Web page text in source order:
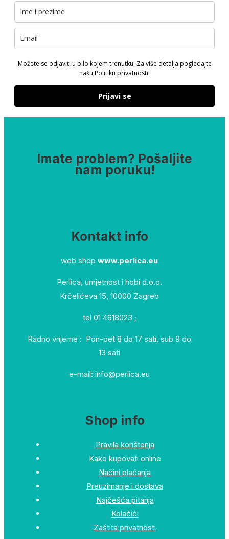
Možete se odjaviti u bilo kojem trenutku. Za više detalja pogledajte
našu Politiku privatnosti.
Prijavi se
Imate problem? Pošaljite
nam poruku!
Kontakt info
web shop www.perlica.eu
Perlica, umjetnost i hobi d.o.o.
Krčelićeva 15, 10000 Zagreb
tel 01 4618023 ;
Radno vrijeme : Pon-pet 8 do 17 sati, sub 9 do
13 sati
e-mail: info@perlica.eu
Shop info
Pravila korištenja
Kako kupovati online
Načini plaćanja
Preuzimanje i dostava
Najčešća pitanja
Kolačići
Zaštita privatnosti